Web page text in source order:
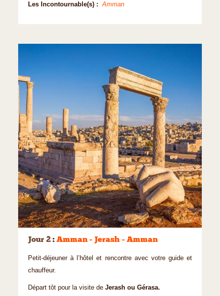
Les Incontournable(s) : Amman
©
Jour 2 : Amman - Jerash - Amman
Petit-déjeuner à l’hôtel et rencontre avec votre guide et
chauffeur.
Départ tôt pour la visite de Jerash ou Gérasa.